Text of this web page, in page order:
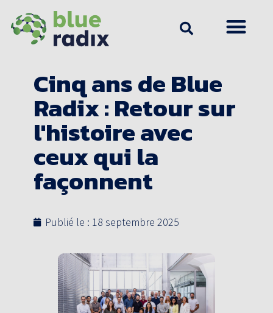
Cinq ans de Blue
Radix : Retour sur
l'histoire avec
ceux qui la
façonnent
Publié le : 18 septembre 2025